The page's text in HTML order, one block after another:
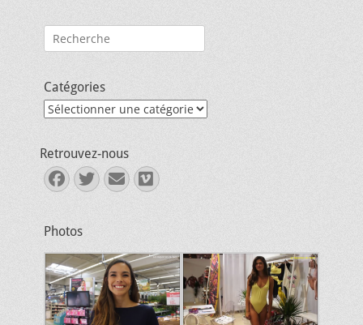
Rechercher :
Catégories
Catégories
Retrouvez-nous
Facebook
Twitter
E-
mail
Vimeo
Photos